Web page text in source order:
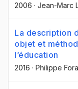
2006 · Jean-Marc
La description
objet et
l’éducation
2016 · Philippe